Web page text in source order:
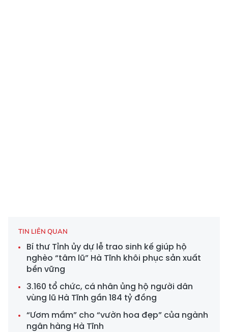
TIN LIÊN QUAN
Bí thư Tỉnh ủy dự lễ trao sinh kế giúp hộ
nghèo “tâm lũ” Hà Tĩnh khôi phục sản xuất
bền vững
3.160 tổ chức, cá nhân ủng hộ người dân
vùng lũ Hà Tĩnh gần 184 tỷ đồng
“Ươm mầm” cho “vườn hoa đẹp” của ngành
ngân hàng Hà Tĩnh